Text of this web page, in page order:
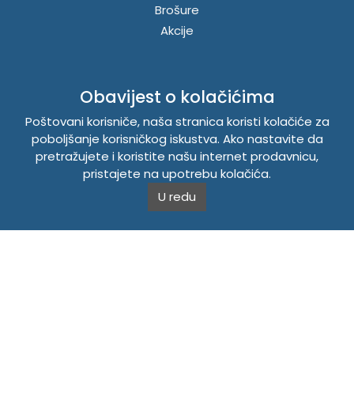
Brošure
Akcije
Politika o kolačićima
Uslovi korištenja
Politika privatnosti
TEMPUS DOO BRATUNAC
Obavijest o kolačićima
Poštovani korisniče, naša stranica koristi kolačiće za
poboljšanje korisničkog iskustva. Ako nastavite da
pretražujete i koristite našu internet prodavnicu,
pristajete na upotrebu kolačića.
U redu